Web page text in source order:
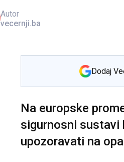
Autor
vecernji.ba
Dodaj
Na europske
sigurnosni sustavi
upozoravati na